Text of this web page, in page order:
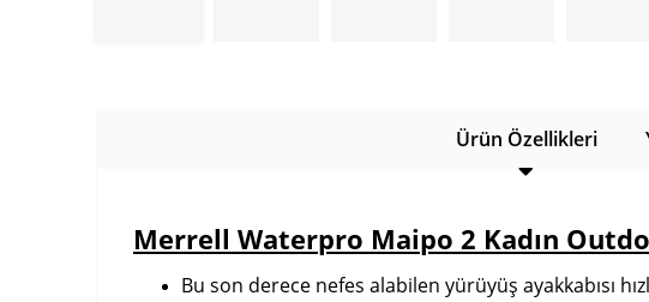
Ürün Özellikleri
Merrell Waterpro Maipo 2 Kadın
Bu son derece nefes alabilen yürüyüş ayakkabısı